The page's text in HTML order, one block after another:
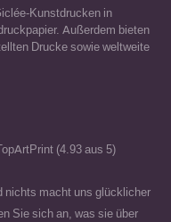
Kunstdrucken in
Außerdem bieten
Drucke sowie weltweite
(4.93 aus 5)
nichts macht uns glücklicher
Sie sich an, was sie über